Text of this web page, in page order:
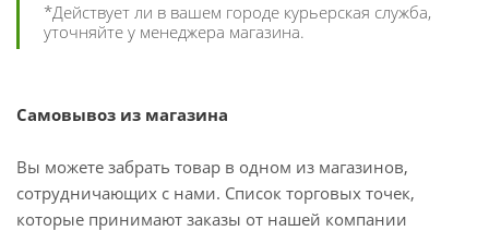
*Действует ли в вашем городе курьерская служба,
уточняйте у менеджера магазина.
Самовывоз из магазина
Вы можете забрать товар в одном из магазинов,
сотрудничающих с нами. Список торговых точек,
которые принимают заказы от нашей компании